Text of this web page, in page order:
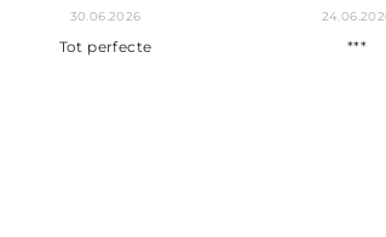
30.06.2026
Tot perfecte ***